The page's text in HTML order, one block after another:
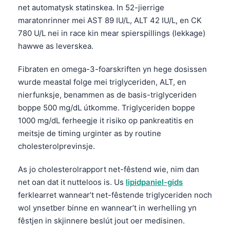
net automatysk statinskea. In 52-jierrige
maratonrinner mei AST 89 IU/L, ALT 42 IU/L, en CK
780 U/L nei in race kin mear spierspillings (lekkage)
hawwe as leverskea.
Fibraten en omega-3-foarskriften yn hege dosissen
wurde meastal folge mei triglyceriden, ALT, en
nierfunksje, benammen as de basis-triglyceriden
boppe 500 mg/dL útkomme. Triglyceriden boppe
1000 mg/dL ferheegje it risiko op pankreatitis en
meitsje de timing urginter as by routine
cholesterolprevinsje.
As jo cholesterolrapport net-fêstend wie, nim dan
net oan dat it nutteloos is. Us lipidpaniel-gids
ferklearret wannear’t net-fêstende triglyceriden noch
wol ynsetber binne en wannear’t in werhelling yn
fêstjen in skjinnere beslút jout oer medisinen.